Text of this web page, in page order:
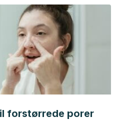
forstørrede porer